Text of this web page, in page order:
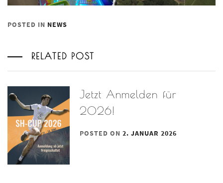
POSTED IN NEWS
RELATED POST
Jetzt Anmelden für
2026!
POSTED ON2. JANUAR 2026